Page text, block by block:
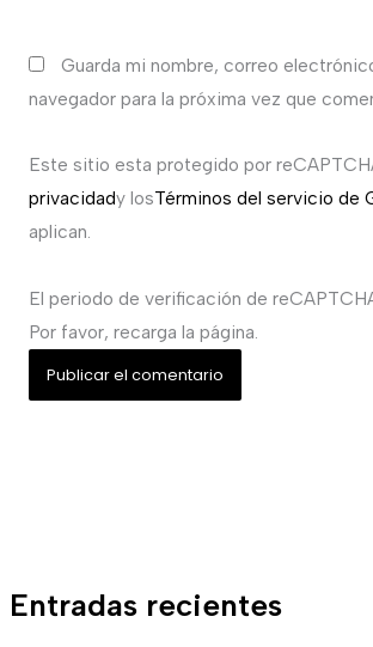
Entradas recientes
Guarda mi nombre, correo
navegador para la próxima vez que
Este sitio esta protegido por
privacidady losTérminos del servicio de
aplican.
El periodo de verificación de
Por favor, recarga la página.